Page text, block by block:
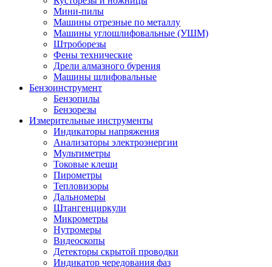
Мини-пилы
Машины отрезные по металлу
Машины углошлифовальные (УШМ)
Штроборезы
Фены технические
Дрели алмазного бурения
Машины шлифовальные
Бензоинструмент
Бензопилы
Бензорезы
Измерительные инструменты
Индикаторы напряжения
Анализаторы электроэнергии
Мультиметры
Токовые клещи
Пирометры
Тепловизоры
Дальномеры
Штангенциркули
Микрометры
Нутромеры
Видеоскопы
Детекторы скрытой проводки
Индикатор чередования фаз